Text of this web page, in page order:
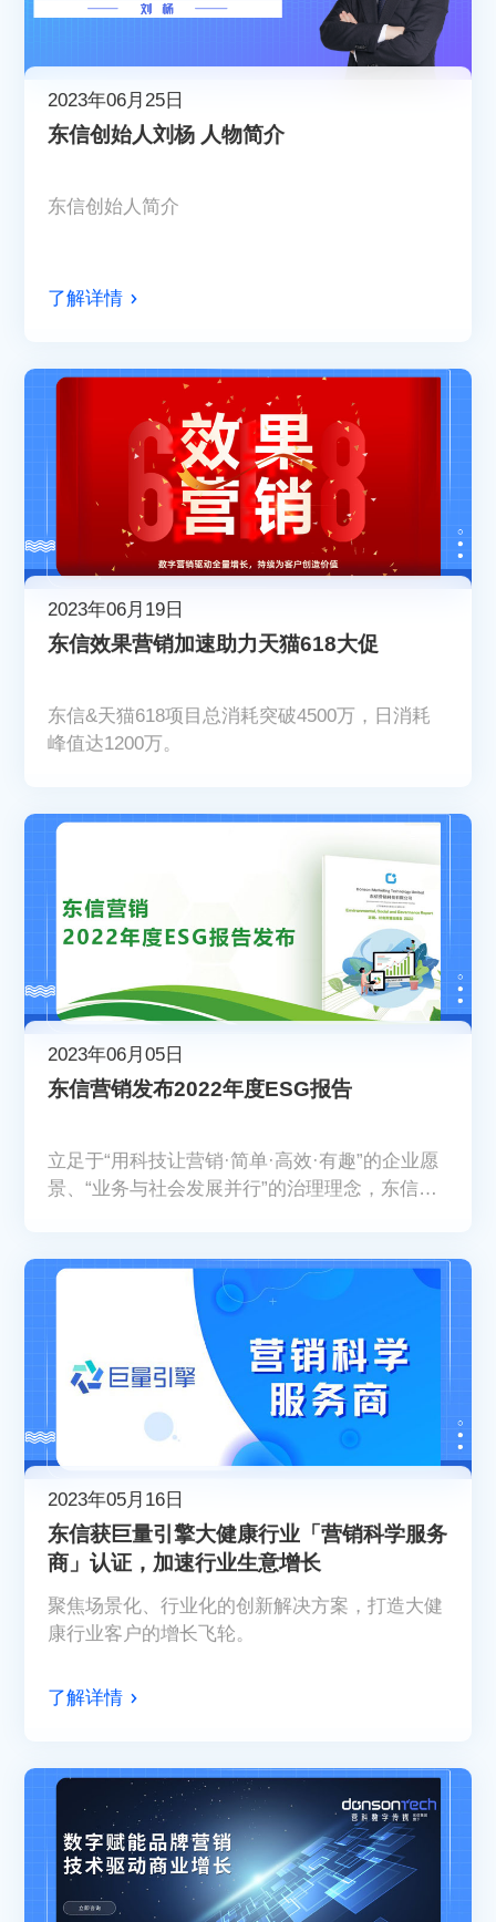
2023年06月25日
东信创始人刘杨 人物简介
东信创始人简介
了解详情
2023年06月19日
东信效果营销加速助力天猫618大促
东信&天猫618项目总消耗突破4500万，日消耗
峰值达1200万。
2023年06月05日
东信营销发布2022年度ESG报告
立足于“用科技让营销·简单·高效·有趣”的企业愿
景、“业务与社会发展并行”的治理理念，东信营
2023年05月16日
东信获巨量引擎大健康行业「营销科学服务
商」认证，加速行业生意增长
聚焦场景化、行业化的创新解决方案，打造大健
康行业客户的增长飞轮。
了解详情